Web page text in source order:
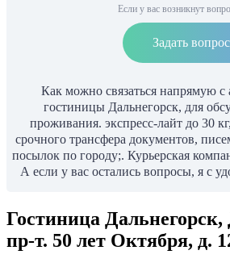
Если у вас возникнут
Задать
Как можно связаться напрямую с
гостиницы Дальнегорск, для
проживания. экспресс-лайт до 30
срочного трансфера документов,
посылок по городу;. Курьерская
А если у вас остались вопросы, я с
Гостиница Дальнегорск,
пр-т. 50 лет Октября, д.